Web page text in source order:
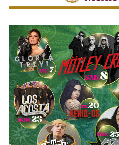
mejorar la calidad del
“Hoy el gremio del taxismo
es buena. Ellos estarán
mejor servicio, mientras que la
opción que considere más
La titular de la SCT reiteró que,
el procedimiento administrativo
obligaciones previstas en la
prestar el servicio de
También lee:Ya es oficial: